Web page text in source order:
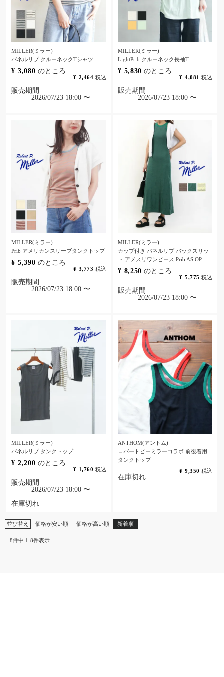
MILLER(ミラー)
パネルリブ クルーネックTシャツ
¥ 3,080 のところ
¥ 2,464 税込
販売期間
2026/07/23 18:00 〜
MILLER(ミラー)
LightPrib クルーネック長袖T
¥ 5,830 のところ
¥ 4,081 税込
販売期間
2026/07/23 18:00 〜
MILLER(ミラー)
Prib アメリカンスリーブタンクトップ
¥ 5,390 のところ
¥ 3,773 税込
販売期間
2026/07/23 18:00 〜
MILLER(ミラー)
カップ付き パネルリブ バックスリッ
ト アメスリワンピース Prib AS OP
¥ 8,250 のところ
¥ 5,775 税込
販売期間
2026/07/23 18:00 〜
MILLER(ミラー)
パネルリブ タンクトップ
¥ 2,200 のところ
¥ 1,760 税込
販売期間
2026/07/23 18:00 〜
在庫切れ
ANTHOM(アントム)
ロバートピーミラーコラボ 前後着用
タンクトップ
¥ 9,350 税込
在庫切れ
並び替え 価格が安い順 価格が高い順 新着順
8件中 1-8件表示